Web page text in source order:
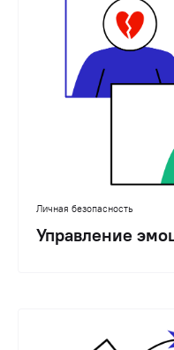
Личная безопасность
Управление